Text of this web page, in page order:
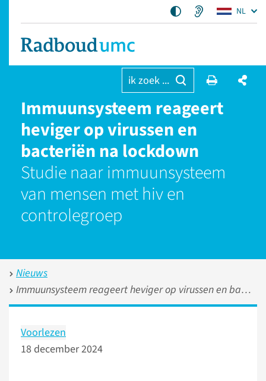
NL
ik zoek ...
Immuunsysteem reageert
heviger op virussen en
bacteriën na lockdown
Studie naar immuunsysteem
van mensen met hiv en
controlegroep
Nieuws
Immuunsysteem reageert heviger op virussen en bacteriën na lockdown
Voorlezen
18 december 2024